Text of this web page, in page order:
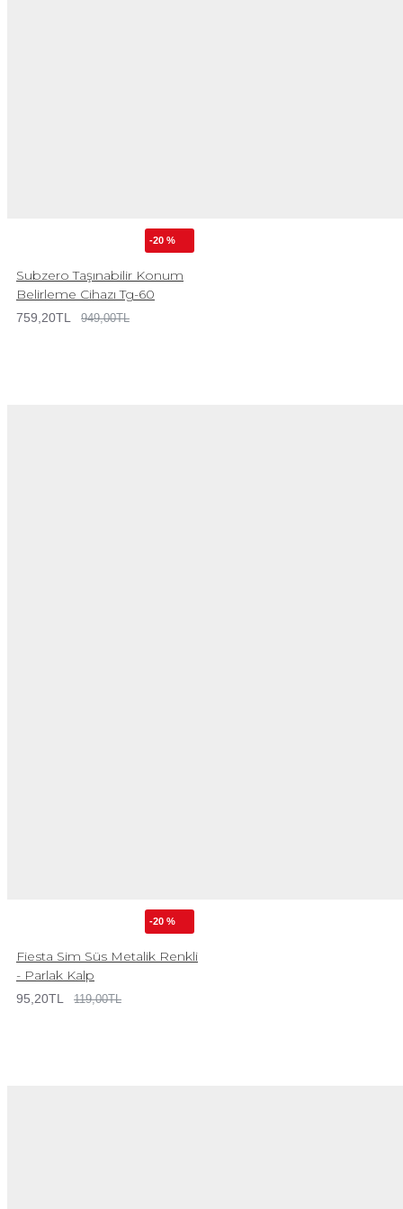
-20 %
Subzero Taşınabilir Konum
Belirleme Cihazı Tg-60
759,20TL 949,00TL
-20 %
Fiesta Sim Süs Metalik Renkli
- Parlak Kalp
95,20TL 119,00TL